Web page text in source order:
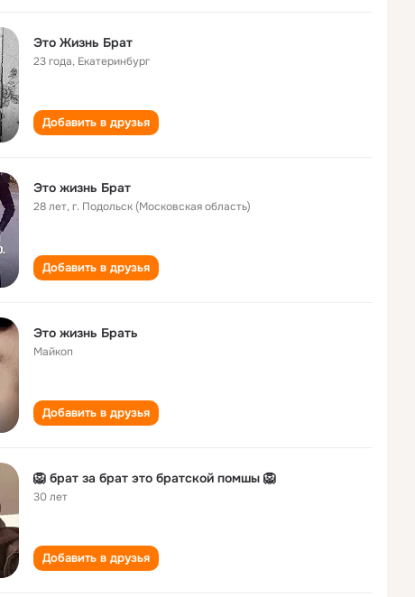
Это Жизнь Брат
23 года, Екатеринбург
Добавить в друзья
Это жизнь Брат
28 лет,г. Подольск (Московская область)
Добавить в друзья
Это жизнь Брать
Майкоп
Добавить в друзья
🦁 брат за брат это братской помшы 🦁
30 лет
Добавить в друзья